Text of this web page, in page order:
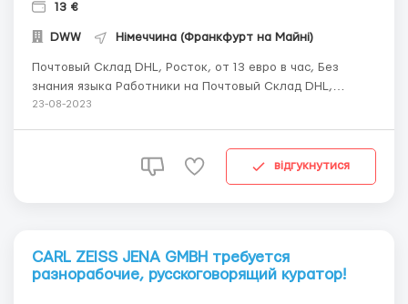
13 €
DWW Німеччина (Франкфурт на Майні)
Почтовый Склад DHL, Росток, от 13 евро в час, Без
знания языка Работники на Почтовый Склад DHL,
Германия, Росток Связь в WhatsApp +44 7893 938865
"Чистая" заработная плата варьи...
23-08-2023
відгукнутися
CARL ZEISS JENA GMBH требуется
разнорабочие, русскоговорящий куратор!